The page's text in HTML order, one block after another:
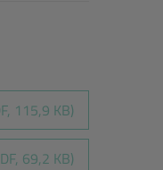
115,9 KB)
69,2 KB)